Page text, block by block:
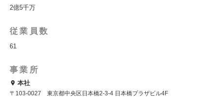
2億5千万
従業員数
61
事業所
本社
〒103-0027 東京都中央区日本橋2-3-4 日本橋プラザビル4F